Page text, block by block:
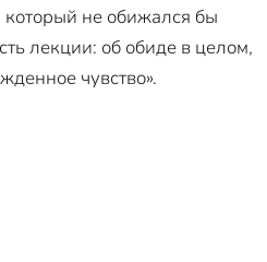
который не обижался бы
лекции: об обиде в целом,
чувство».